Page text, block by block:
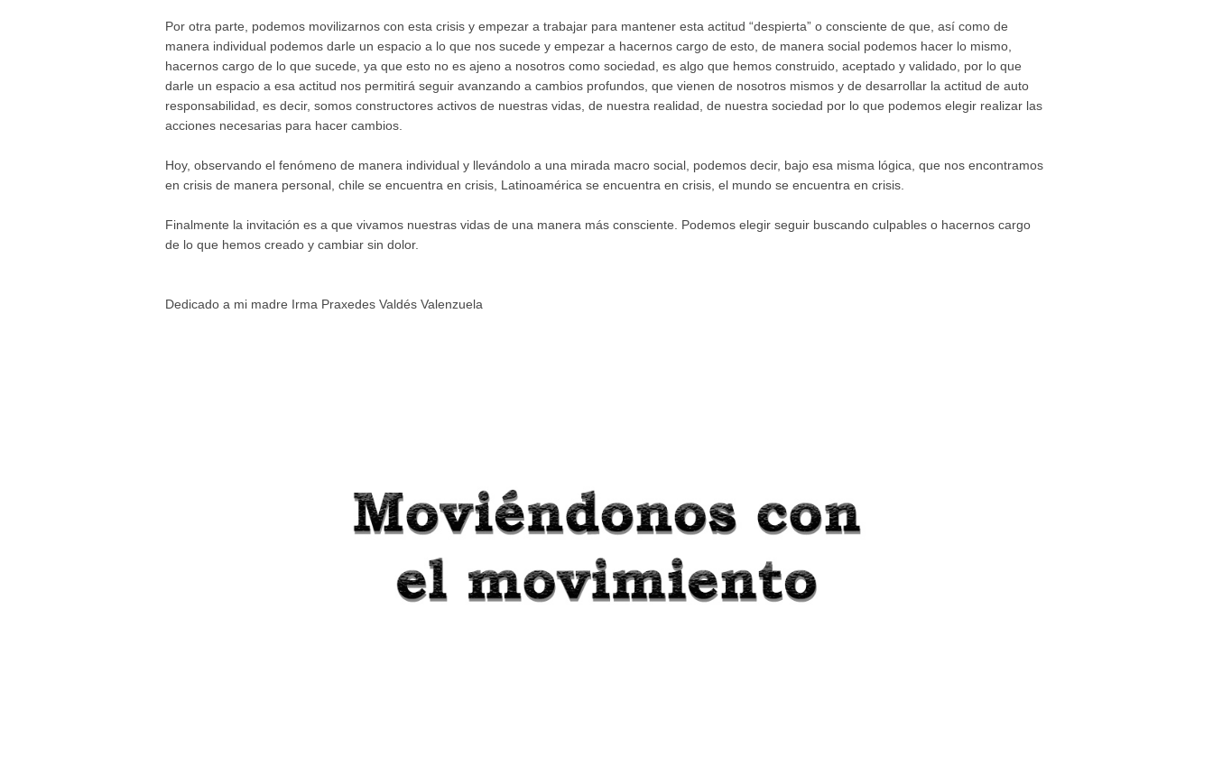
Por otra parte, podemos movilizarnos con esta crisis y empezar a trabajar para mantener esta actitud “despierta” o consciente de que, así como de
manera individual podemos darle un espacio a lo que nos sucede y empezar a hacernos cargo de esto, de manera social podemos hacer lo mismo,
hacernos cargo de lo que sucede, ya que esto no es ajeno a nosotros como sociedad, es algo que hemos construido, aceptado y validado, por lo que
darle un espacio a esa actitud nos permitirá seguir avanzando a cambios profundos, que vienen de nosotros mismos y de desarrollar la actitud de auto
responsabilidad, es decir, somos constructores activos de nuestras vidas, de nuestra realidad, de nuestra sociedad por lo que podemos elegir realizar las
acciones necesarias para hacer cambios.
Hoy, observando el fenómeno de manera individual y llevándolo a una mirada macro social, podemos decir, bajo esa misma lógica, que nos encontramos
en crisis de manera personal, chile se encuentra en crisis, Latinoamérica se encuentra en crisis, el mundo se encuentra en crisis.
Finalmente la invitación es a que vivamos nuestras vidas de una manera más consciente. Podemos elegir seguir buscando culpables o hacernos cargo
de lo que hemos creado y cambiar sin dolor.
Dedicado a mi madre Irma Praxedes Valdés Valenzuela